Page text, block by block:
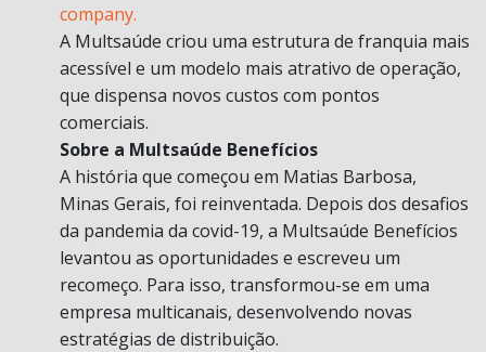
company.
A Multsaúde criou uma estrutura de franquia mais
acessível e um modelo mais atrativo de operação,
que dispensa novos custos com pontos
comerciais.
Sobre a Multsaúde Benefícios
A história que começou em Matias Barbosa,
Minas Gerais, foi reinventada. Depois dos desafios
da pandemia da covid-19, a Multsaúde Benefícios
levantou as oportunidades e escreveu um
recomeço. Para isso, transformou-se em uma
empresa multicanais, desenvolvendo novas
estratégias de distribuição.